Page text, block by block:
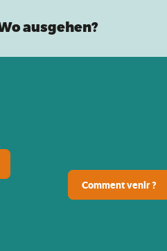
ausgehen?
Comment venir ?